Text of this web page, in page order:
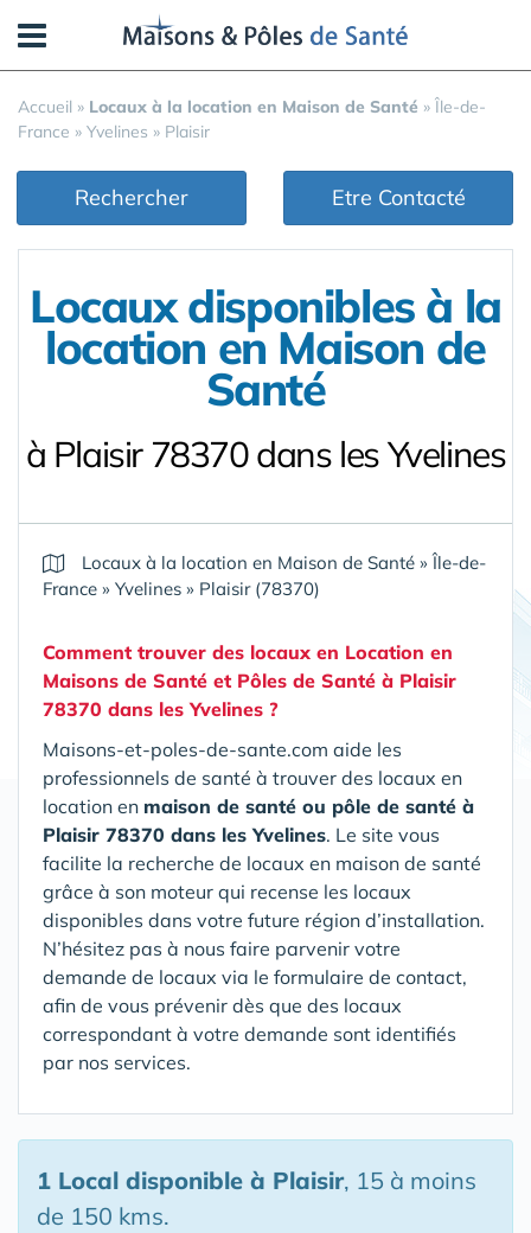
Accueil » Locaux à la location en Maison de Santé » Île-de-
France » Yvelines » Plaisir
Rechercher Etre Contacté
Locaux disponibles à la
location en Maison de
Santé
à Plaisir 78370 dans les Yvelines
Locaux à la location en Maison de Santé »Île-de-
France » Yvelines » Plaisir (78370)
Comment trouver des locaux en Location en
Maisons de Santé et Pôles de Santé à Plaisir
78370 dans les Yvelines ?
Maisons-et-poles-de-sante.com aide les
professionnels de santé à trouver des locaux en
location en maison de santé ou pôle de santé à
Plaisir 78370 dans les Yvelines. Le site vous
facilite la recherche de locaux en maison de santé
grâce à son moteur qui recense les locaux
disponibles dans votre future région d’installation.
N’hésitez pas à nous faire parvenir votre
demande de locaux via le formulaire de contact,
afin de vous prévenir dès que des locaux
correspondant à votre demande sont identifiés
par nos services.
1 Local disponible à Plaisir, 15 à moins
de 150 kms.
Panneau de gestion des cookies